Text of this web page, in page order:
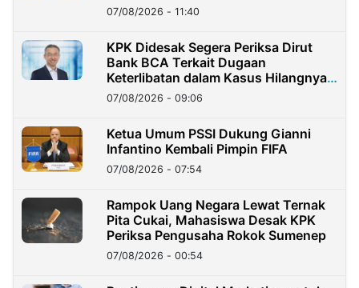
07/08/2026 - 11:40
KPK Didesak Segera Periksa Dirut
Bank BCA Terkait Dugaan
Keterlibatan dalam Kasus Hilangnya
Dana Nasabah Rp2,58 Miliar
07/08/2026 - 09:06
Ketua Umum PSSI Dukung Gianni
Infantino Kembali Pimpin FIFA
07/08/2026 - 07:54
Rampok Uang Negara Lewat Ternak
Pita Cukai, Mahasiswa Desak KPK
Periksa Pengusaha Rokok Sumenep
07/08/2026 - 00:54